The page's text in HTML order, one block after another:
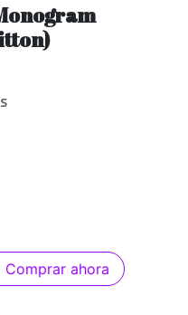
Comprar ahora